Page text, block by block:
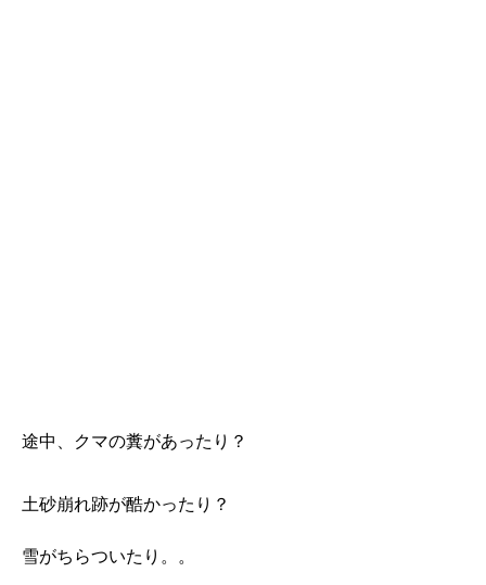
途中、クマの糞があったり？
土砂崩れ跡が酷かったり？
雪がちらついたり。。